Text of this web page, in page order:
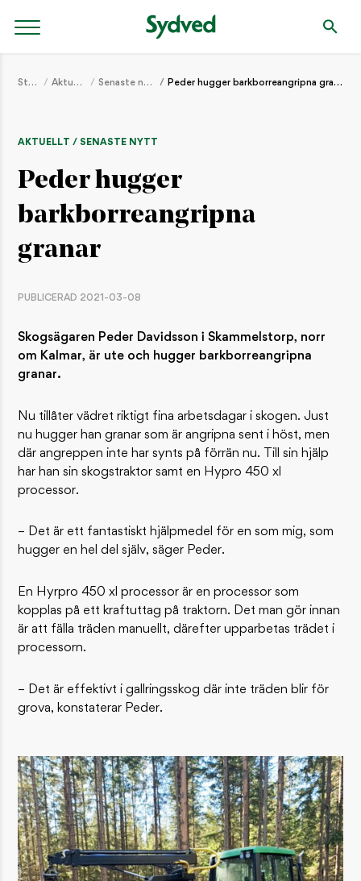
Start Aktuellt Senaste nytt Peder hugger barkborreangripna granar
AKTUELLT / SENASTE NYTT
Peder hugger
barkborreangripna
granar
PUBLICERAD 2021-03-08
Skogsägaren Peder Davidsson i Skammelstorp, norr
om Kalmar, är ute och hugger barkborreangripna
granar.
Nu tillåter vädret riktigt fina arbetsdagar i skogen. Just
nu hugger han granar som är angripna sent i höst, men
där angreppen inte har synts på förrän nu. Till sin hjälp
har han sin skogstraktor samt en Hypro 450 xl
processor.
– Det är ett fantastiskt hjälpmedel för en som mig, som
hugger en hel del själv, säger Peder.
En Hyrpro 450 xl processor är en processor som
kopplas på ett kraftuttag på traktorn. Det man gör innan
är att fälla träden manuellt, därefter upparbetas trädet i
processorn.
– Det är effektivt i gallringsskog där inte träden blir för
grova, konstaterar Peder.